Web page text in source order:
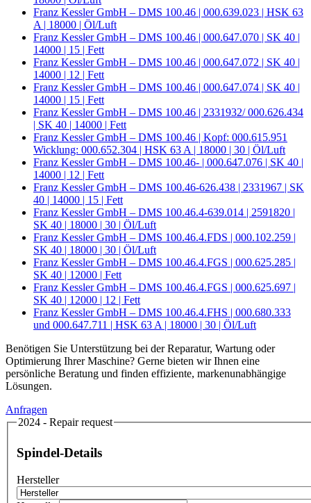
Franz Kessler GmbH – DMS 100.46 | 000.639.023 | HSK 63
A | 18000 | Öl/Luft
Franz Kessler GmbH – DMS 100.46 | 000.647.070 | SK 40 |
14000 | 15 | Fett
Franz Kessler GmbH – DMS 100.46 | 000.647.072 | SK 40 |
14000 | 12 | Fett
Franz Kessler GmbH – DMS 100.46 | 000.647.074 | SK 40 |
14000 | 15 | Fett
Franz Kessler GmbH – DMS 100.46 | 2331932/ 000.626.434
| SK 40 | 14000 | Fett
Franz Kessler GmbH – DMS 100.46 | Kopf: 000.615.951
Wicklung: 000.652.304 | HSK 63 A | 18000 | 30 | Öl/Luft
Franz Kessler GmbH – DMS 100.46- | 000.647.076 | SK 40 |
14000 | 12 | Fett
Franz Kessler GmbH – DMS 100.46-626.438 | 2331967 | SK
40 | 14000 | 15 | Fett
Franz Kessler GmbH – DMS 100.46.4-639.014 | 2591820 |
SK 40 | 18000 | 30 | Öl/Luft
Franz Kessler GmbH – DMS 100.46.4.FDS | 000.102.259 |
SK 40 | 18000 | 30 | Öl/Luft
Franz Kessler GmbH – DMS 100.46.4.FGS | 000.625.285 |
SK 40 | 12000 | Fett
Franz Kessler GmbH – DMS 100.46.4.FGS | 000.625.697 |
SK 40 | 12000 | 12 | Fett
Franz Kessler GmbH – DMS 100.46.4.FHS | 000.680.333
und 000.647.711 | HSK 63 A | 18000 | 30 | Öl/Luft
Benötigen Sie Unterstützung bei der Reparatur, Wartung oder
Optimierung Ihrer Maschine? Gerne bieten wir Ihnen eine
persönliche Beratung und finden effiziente, markenunabhängige
Lösungen.
Anfragen
2024 - Repair request
Spindel-Details
Hersteller